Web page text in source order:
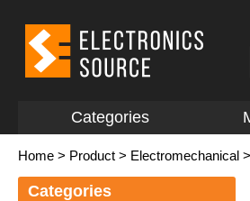
Categories
Home > Product > Electromechanical >
Categories